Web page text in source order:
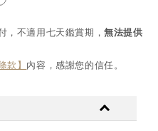
，不適用七天鑑賞期，無法提供
款】 內容，感謝您的信任。